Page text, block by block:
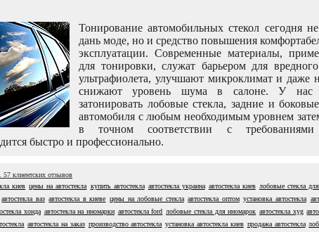
Тонирование автомобильных стекол сегодня
дань моде, но и средство повышения
эксплуатации. Современные материалы,
для тонировки, служат барьером для вредного
ультрафиолета, улучшают микроклимат и даже
снижают уровень шума в салоне. У нас
затонировать лобовые стекла, задние и
автомобиля с любым необходимым уровнем
в точном соответствии с
быстро и профессионально.
57 клиентских отзывов
киев цены на автостекла купить автостекла автостекла украина автостекла киев лобовые стекла
автостекла ваз автостекла в киеве цены на лобовые стекла автостекла оптом установка автостекла
хонда автостекла на иномарки автостекла ford лобовые стекла для иномарок автостекла xyg
автостекла на заказ производство автостекла установка автостекла киев продажа автостекла